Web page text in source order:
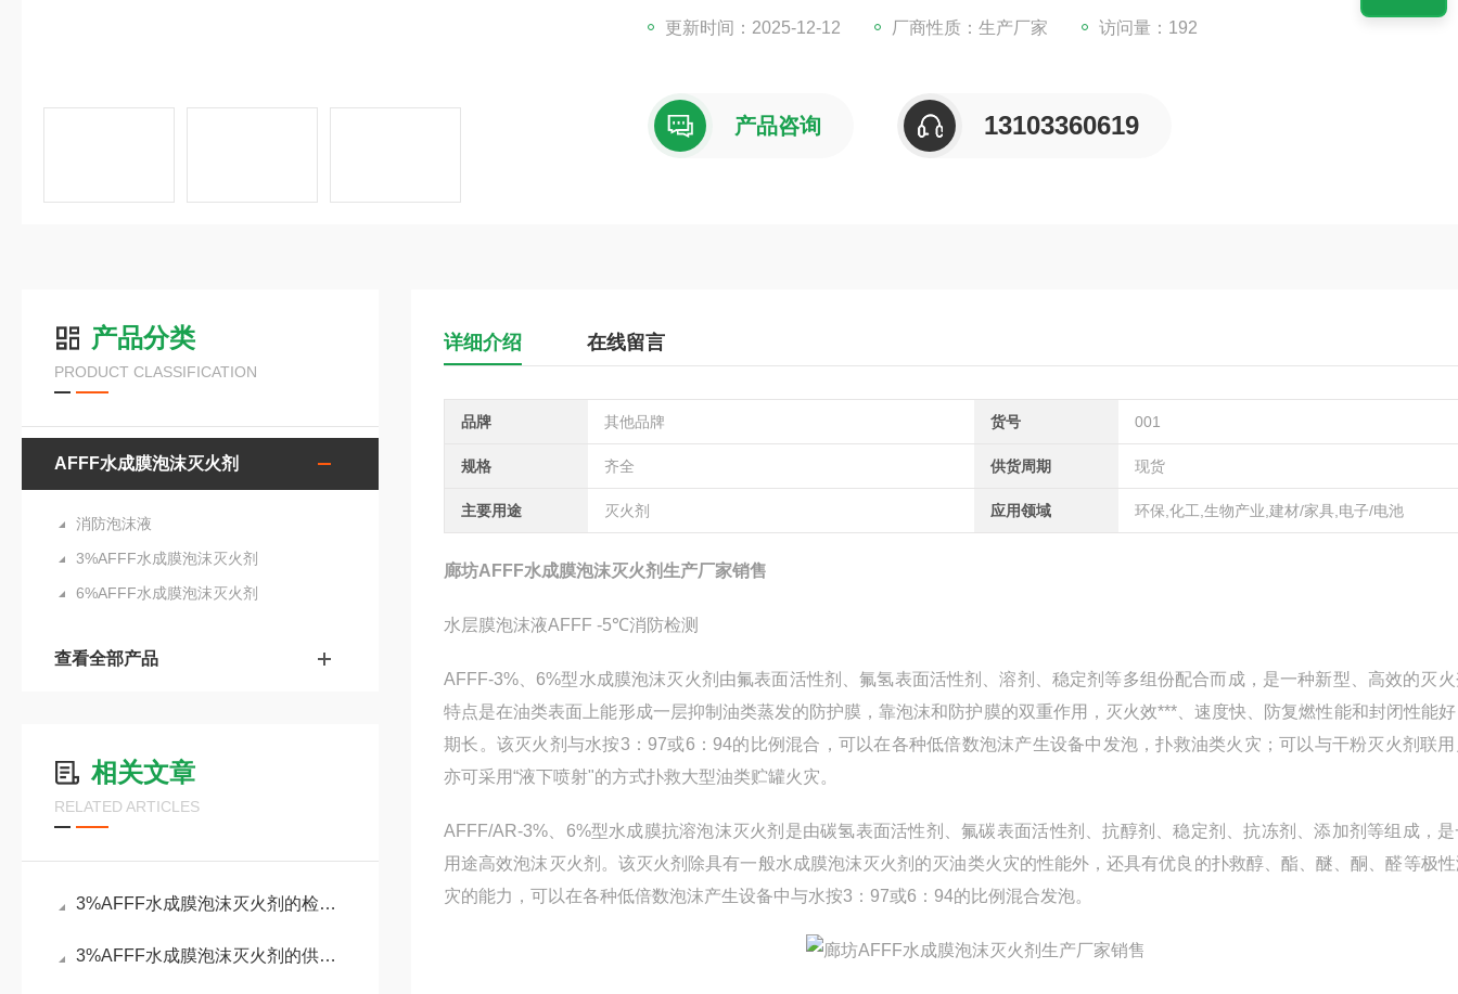
更新时间：2025-12-12 厂商性质：生产厂家 访问量：192
产品咨询 13103360619
产品分类
PRODUCT CLASSIFICATION
AFFF水成膜泡沫灭火剂
消防泡沫液
3%AFFF水成膜泡沫灭火剂
6%AFFF水成膜泡沫灭火剂
查看全部产品
相关文章
RELATED ARTICLES
3%AFFF水成膜泡沫灭火剂的检测化验
3%AFFF水成膜泡沫灭火剂的供货企业
详细介绍 在线留言
品牌 其他品牌 货号 001
规格 齐全 供货周期 现货
主要用途 灭火剂 应用领域 环保,化工,生物产业,建材/家具,电子/电池
廊坊AFFF水成膜泡沫灭火剂生产厂家销售
水层膜泡沫液AFFF -5℃消防检测
AFFF-3%、6%型水成膜泡沫灭火剂由氟表面活性剂、氟氢表面活性剂、溶剂、稳定剂等多组份配合而成，是一种新型、高效的灭
特点是在油类表面上能形成一层抑制油类蒸发的防护膜，靠泡沫和防护膜的双重作用，灭火效***、速度快、防复燃性能和封闭性能
期长。该灭火剂与水按3：97或6：94的比例混合，可以在各种低倍数泡沫产生设备中发泡，扑救油类火灾；可以与干粉灭火剂联
亦可采用“液下喷射"的方式扑救大型油类贮罐火灾。
AFFF/AR-3%、6%型水成膜抗溶泡沫灭火剂是由碳氢表面活性剂、氟碳表面活性剂、抗醇剂、稳定剂、抗冻剂、添加剂等组成，
用途高效泡沫灭火剂。该灭火剂除具有一般水成膜泡沫灭火剂的灭油类火灾的性能外，还具有优良的扑救醇、酯、醚、酮、醛等极
灾的能力，可以在各种低倍数泡沫产生设备中与水按3：97或6：94的比例混合发泡。